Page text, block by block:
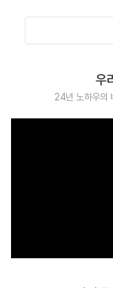
24년 노하우의